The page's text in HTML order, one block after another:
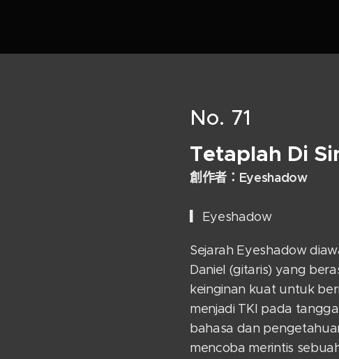
No. 71
Tetaplah Di
創作者： Eyeshadow
▎Eyeshadow
Sejarah Eyeshadow
Daniel (gitaris) yang
keinginan kuat untuk
menjadi TKI pada
bahasa dan
mencoba merintis